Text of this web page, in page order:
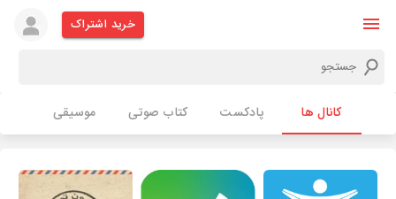
خرید اشتراک
کانال ها پادکست کتاب صوتی موسیقی